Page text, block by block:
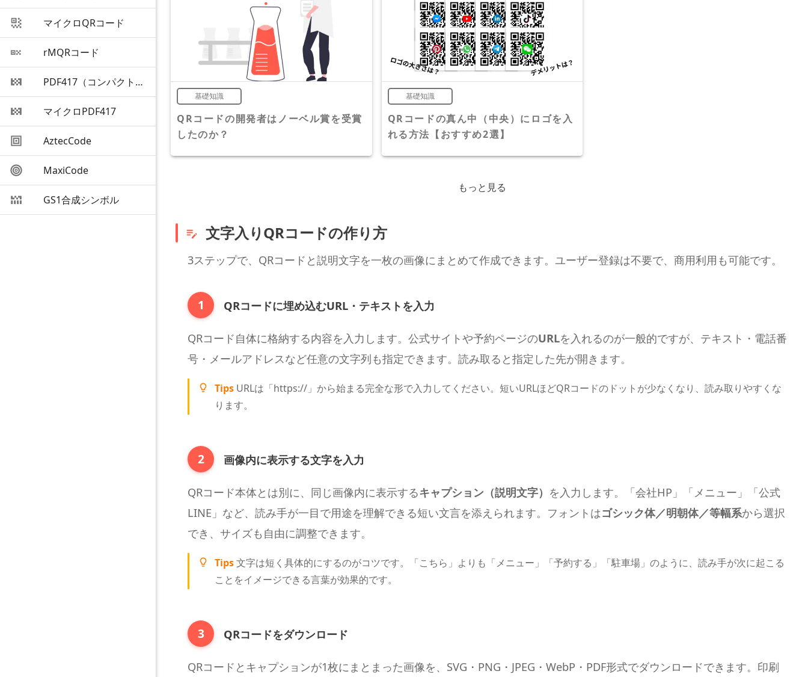
マイクロQRコード
rMQRコード
PDF417（コンパクトPDF417）
マイクロPDF417
AztecCode
MaxiCode
GS1合成シンボル
基礎知識
QRコードの開発者はノーベル賞を受賞
したのか？
基礎知識
QRコードの真ん中（中央）にロゴを入
れる方法【おすすめ2選】
もっと見る
文字入りQRコードの作り方
3ステップで、QRコードと説明文字を一枚の画像にまとめて作成できます。ユーザー登録は不要で、商用利用も可能です。
1 QRコードに埋め込むURL・テキストを入力
QRコード自体に格納する内容を入力します。公式サイトや予約ページのURLを入れるのが一般的ですが、テキスト・電話番
号・メールアドレスなど任意の文字列も指定できます。読み取ると指定した先が開きます。
Tips URLは「https://」から始まる完全な形で入力してください。短いURLほどQRコードのドットが少なくなり、読み取りやすくな
ります。
2 画像内に表示する文字を入力
QRコード本体とは別に、同じ画像内に表示するキャプション（説明文字） を入力します。「会社HP」「メニュー」「公式
LINE」など、読み手が一目で用途を理解できる短い文言を添えられます。フォントはゴシック体／明朝体／等幅系から選択
でき、サイズも自由に調整できます。
Tips文字は短く具体的にするのがコツです。「こちら」よりも「メニュー」「予約する」「駐車場」のように、読み手が次に起こる
ことをイメージできる言葉が効果的です。
3 QRコードをダウンロード
QRコードとキャプションが1枚にまとまった画像を、SVG・PNG・JPEG・WebP・PDF形式でダウンロードできます。印刷